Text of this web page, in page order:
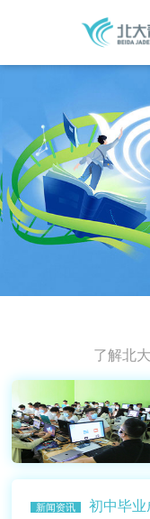
了解北
新闻资讯
初中毕